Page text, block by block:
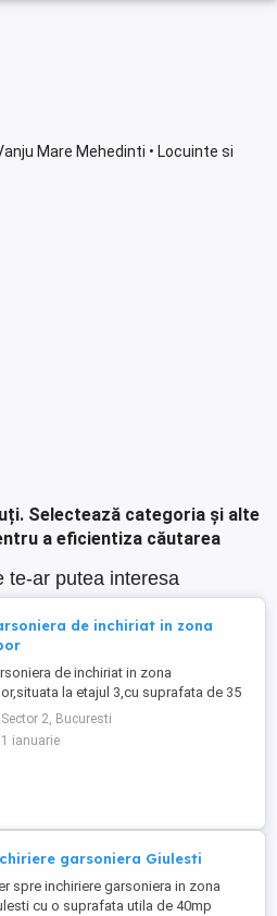
Mare Mehedinti • Locuinte si
Selectează categoria și alte
a eficientiza căutarea
te-ar putea interesa
de inchiriat in zona
de inchiriat in zona
la etajul 3,cu suprafata de 35
practica si bine
pentru o persoana.
Obor la 3-4 minute,Piata
Sector 2, Bucuresti
1 ianuarie
garsoniera Giulesti
spre inchiriere garsoniera in zona
cu o suprafata utila de 40mp